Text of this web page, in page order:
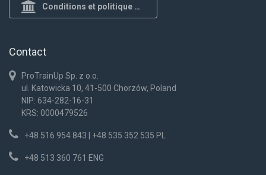
Conditions et politique de confidentialité
Contact
ProTrainUp Sp. z o.o.
ul. Katowicka 10, 41-500 Chorzów, Poland
NIP: 634-282-16-31
KRS: 0000479526
+48 516 954 843 | +48 535 352 535 PL
+48 513 360 761 ENG